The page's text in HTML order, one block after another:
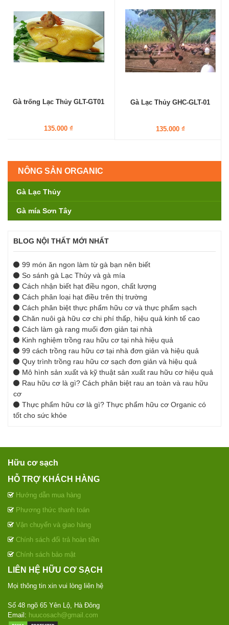
Gà trống Lạc Thủy GLT-GT01
135.000 ₫
Gà Lạc Thủy GHC-GLT-01
135.000 ₫
NÔNG SẢN ORGANIC
Gà Lạc Thủy
Gà mía Sơn Tây
BLOG NỘI THẤT MỚI NHẤT
99 món ăn ngon làm từ gà bạn nên biết
So sánh gà Lạc Thủy và gà mía
Cách nhận biết hạt điều ngon, chất lượng
Cách phân loại hạt điều trên thị trường
Cách phân biệt thực phẩm hữu cơ và thực phẩm sạch
Chăn nuôi gà hữu cơ chi phí thấp, hiệu quả kinh tế cao
Cách làm gà rang muối đơn giản tại nhà
Kinh nghiệm trồng rau hữu cơ tại nhà hiệu quả
99 cách trồng rau hữu cơ tại nhà đơn giản và hiệu quả
Quy trình trồng rau hữu cơ sạch đơn giản và hiệu quả
Mô hình sản xuất và kỹ thuật sản xuất rau hữu cơ hiệu quả
Rau hữu cơ là gì? Cách phân biệt rau an toàn và rau hữu
cơ
Thực phẩm hữu cơ là gì? Thực phẩm hữu cơ Organic có
tốt cho sức khỏe
Hữu cơ sạch
HỖ TRỢ KHÁCH HÀNG
Hướng dẫn mua hàng
Phương thức thanh toán
Vận chuyển và giao hàng
Chính sách đổi trả hoàn tiền
Chính sách bảo mật
LIÊN HỆ HỮU CƠ SẠCH
Mọi thông tin xin vui lòng liên hệ
Số 48 ngõ 65 Yên Lộ, Hà Đông
Email: huucosach@gmail.com